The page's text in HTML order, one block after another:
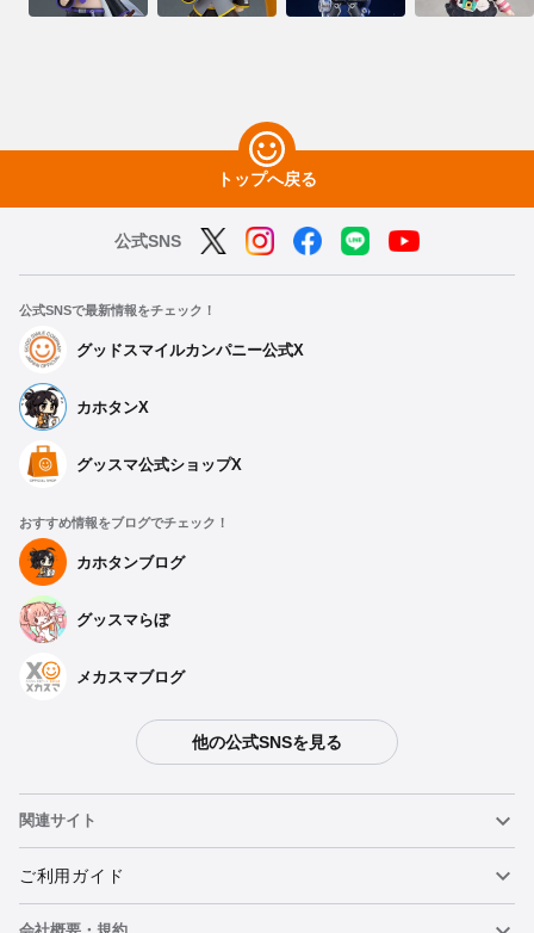
トップへ戻る
公式SNS
公式SNSで最新情報をチェック！
グッドスマイルカンパニー公式X
カホタンX
グッスマ公式ショップX
おすすめ情報をブログでチェック！
カホタンブログ
グッスマらぼ
メカスマブログ
他の公式SNSを見る
関連サイト
ねんどろいど
ご利用ガイド